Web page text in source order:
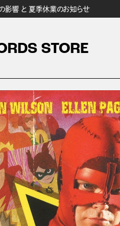
影響 と 夏季休業のお知らせ
STORE